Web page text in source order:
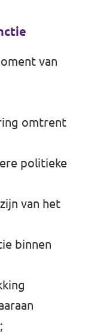
van
omtrent
politieke
van het
binnen